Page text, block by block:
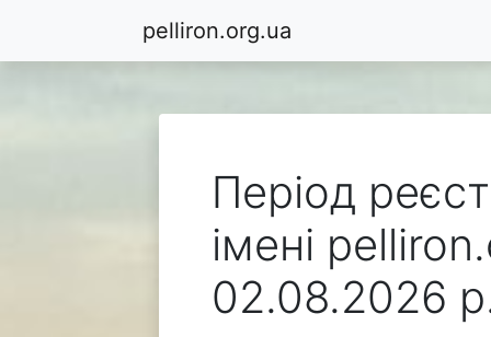
pelliron.org.ua
Період
імені
02.08.2026